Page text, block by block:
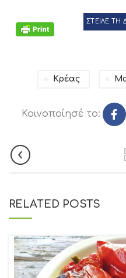
ΣΤΕΙΛΕ ΤΗ
Κρέας
Κοινοποίησέ το:
RELATED POSTS